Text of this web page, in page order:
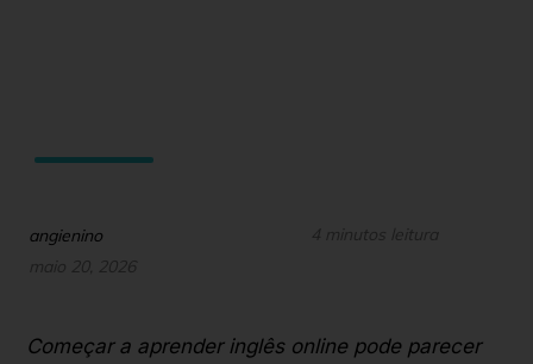
angienino
maio 20, 2026
4 minutos leitura
Começar a aprender inglês online pode parecer